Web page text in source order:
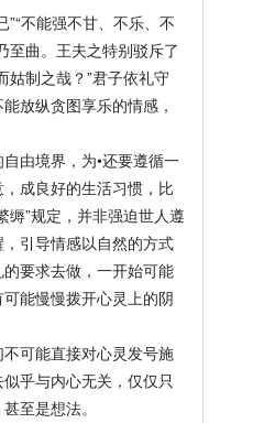
不能强不甘、不乐、不
至曲。王夫之特别驳斥了
姑制之哉？”君子依礼守
放纵贪图享乐的情感，
由境界，为•还要遵循一
成良好的生活习惯，比
”规定，并非强迫世人遵
引导情感以自然的方式
要求去做，一开始可能
能慢慢拨开心灵上的阴
可能直接对心灵发号施
乎与内心无关，仅仅只
至是想法。